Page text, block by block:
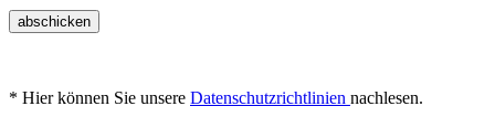
abschicken
* Hier können Sie unsere Datenschutzrichtlinien nachlesen.